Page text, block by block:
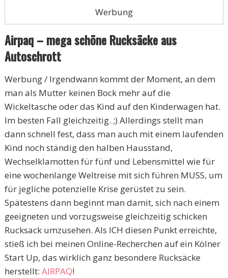
Werbung
Airpaq – mega schöne Rucksäcke aus
Autoschrott
Werbung / Irgendwann kommt der Moment, an dem
man als Mutter keinen Bock mehr auf die
Wickeltasche oder das Kind auf den Kinderwagen hat.
Im besten Fall gleichzeitig. ;) Allerdings stellt man
dann schnell fest, dass man auch mit einem laufenden
Kind noch ständig den halben Hausstand,
Wechselklamotten für fünf und Lebensmittel wie für
eine wochenlange Weltreise mit sich führen MUSS, um
für jegliche potenzielle Krise gerüstet zu sein.
Spätestens dann beginnt man damit, sich nach einem
geeigneten und vorzugsweise gleichzeitig schicken
Rucksack umzusehen. Als ICH diesen Punkt erreichte,
stieß ich bei meinen Online-Recherchen auf ein Kölner
Start Up, das wirklich ganz besondere Rucksäcke
herstellt: AIRPAQ!